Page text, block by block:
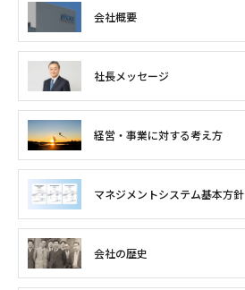
会社概要
社長メッセージ
経営・事業に対する考え方
マネジメントシステム基本方針
会社の歴史